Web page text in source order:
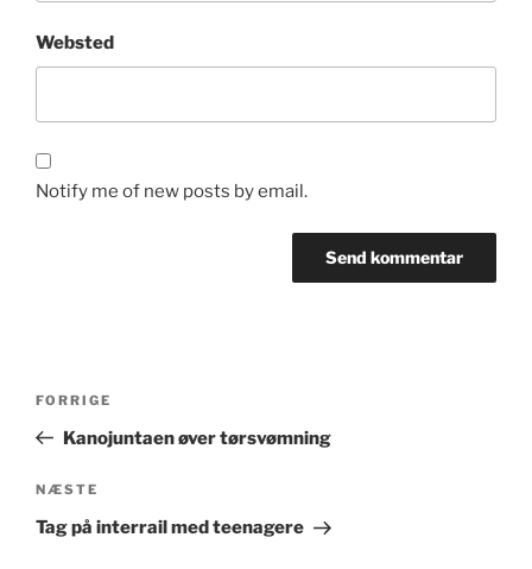
Websted
Notify me of new posts by email.
Forrige
indlæg
FORRIGE
Kanojuntaen øver tørsvømning
Næste
indlæg
NÆSTE
Tag på interrail med teenagere